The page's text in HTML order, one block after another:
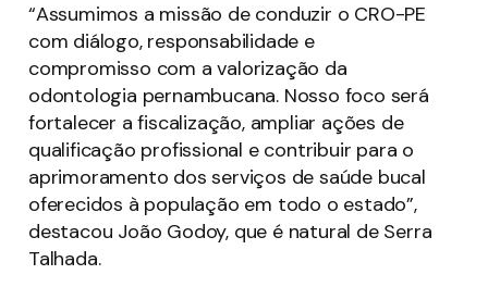
“Assumimos a missão de conduzir o CRO-PE
com diálogo, responsabilidade e
compromisso com a valorização da
odontologia pernambucana. Nosso foco será
fortalecer a fiscalização, ampliar ações de
qualificação profissional e contribuir para o
aprimoramento dos serviços de saúde bucal
oferecidos à população em todo o estado”,
destacou João Godoy, que é natural de Serra
Talhada.